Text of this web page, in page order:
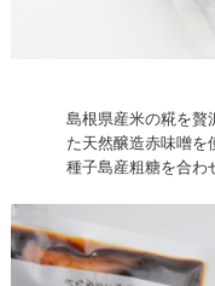
島根県産米の糀を贅
た天然醸造赤味噌を
種子島産粗糖を合わ